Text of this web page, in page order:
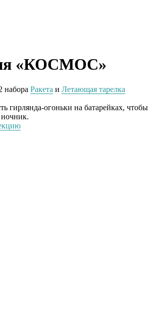
«КОСМОС»
набора Ракета и Летающая тарелка
гирлянда-огоньки на батарейках, чтобы
ночник.